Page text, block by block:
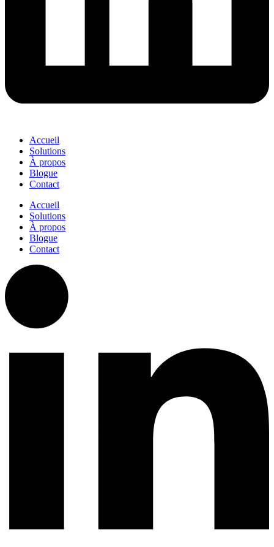
Accueil
Solutions
À propos
Blogue
Contact
Accueil
Solutions
À propos
Blogue
Contact